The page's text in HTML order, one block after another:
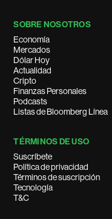
SOBRE NOSOTROS
Economía
Mercados
Dólar Hoy
Actualidad
Cripto
Finanzas Personales
Podcasts
Listas de Bloomberg Línea
TÉRMINOS DE USO
Suscríbete
Política de privacidad
Términos de suscripción
Tecnología
T&C